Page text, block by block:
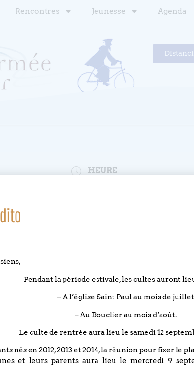
Rencontres Jeunesse Agenda
HEURE
couples
CET ÉVÉNEMENT
Pendant la période estivale, les cultes auront
– A l’église Saint Paul au mois de juillet
– Au Bouclier au mois d’août.
Le culte de rentrée aura lieu le samedi 12
nés en 2012, 2013 et 2014, la réunion pour fixer le
et leurs parents aura lieu le mercredi 9